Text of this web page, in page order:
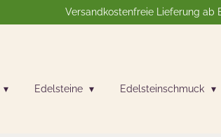
Versandkostenfreie Lieferung ab
Edelsteine Edelsteinschmuck